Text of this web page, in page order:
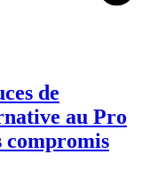
de
au Pro
compromis